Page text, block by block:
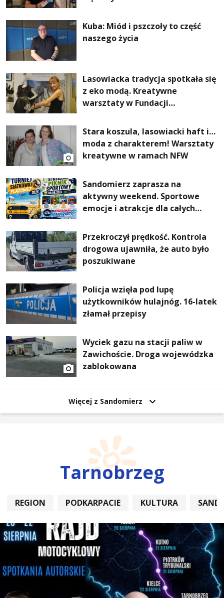
Kuba: Miód i pszczoły to część
naszego życia
Lasowiacka tradycja spotkała się
z eko modą. Kreatywne
warsztaty w Fundacji
Stara koszula, lasowiacki haft i…
moda z charakterem! Warsztaty
kreatywne w ramach NFW
Sandomierz zaprasza na
aktywny weekend. Sportowe
emocje i atrakcje dla całych
Przekroczył prędkość. Kontrola
drogowa ujawniła, że auto było
poszukiwane
Policja wzięła pod lupę
użytkowników hulajnóg. 16-latek
złamał przepisy
Wyciek gazu na stacji paliw w
Zawichoście. Droga wojewódzka
zablokowana
Więcej z Sandomierz
Tarnobrzeg
REGION PODKARPACIE KULTURA